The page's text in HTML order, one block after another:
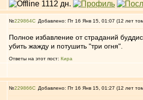
№229864 Добавлено: Пт 16 Янв 15, 01:07 (12 лет
Полное избавление от страданий
убить жажду и потушить "три огня".
Ответы на этот пост: Кира
№229866 Добавлено: Пт 16 Янв 15, 01:27 (12 лет